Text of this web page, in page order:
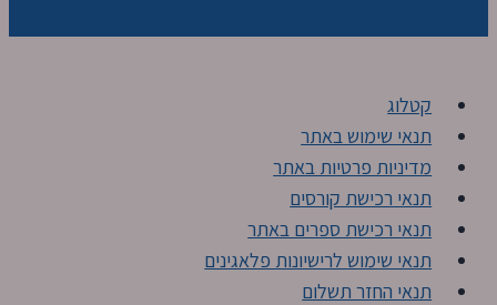
קטלוג
תנאי שימוש באתר
מדיניות פרטיות באתר
תנאי רכישת קורסים
תנאי רכישת ספרים באתר
תנאי שימוש לרישיונות פלאגינים
תנאי החזר תשלום